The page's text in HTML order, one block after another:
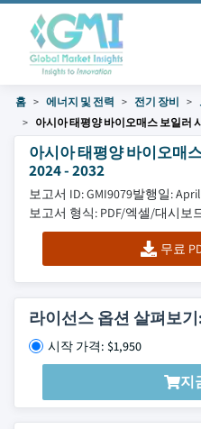
홈 에너지 및 전력 전기 장비
아시아 태평양 바이오매스 보일러
아시아 태평양 바이오매
2024 - 2032
보고서 ID: GMI9079발행일:
보고서 형식: PDF/엑셀/대시보
무료
라이선스 옵션 살펴보기:
시작 가격: $1,950
지